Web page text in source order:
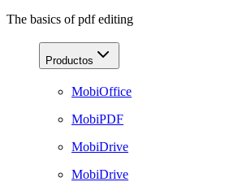
The basics of pdf editing
Productos
MobiOffice
MobiPDF
MobiDrive
MobiDrive